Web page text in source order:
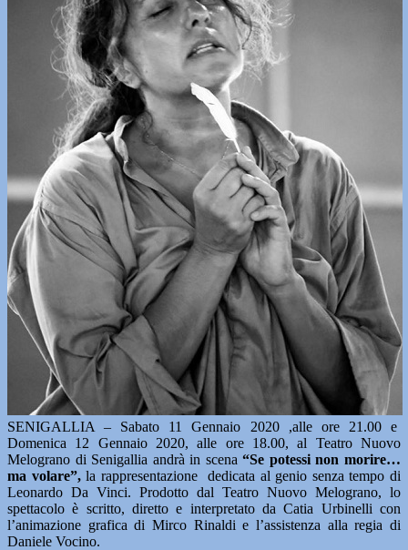
SENIGALLIA – Sabato 11 Gennaio 2020 ,alle ore 21.00 e
Domenica 12 Gennaio 2020, alle ore 18.00, al Teatro Nuovo
Melograno di Senigallia andrà in scena“Se potessi non morire…
ma volare”,la rappresentazione dedicata al genio senza tempo di
Leonardo Da Vinci. Prodotto dal Teatro Nuovo Melograno, lo
spettacolo è scritto, diretto e interpretato da Catia Urbinelli con
l’animazione grafica di Mirco Rinaldi e l’assistenza alla regia di
Daniele Vocino.